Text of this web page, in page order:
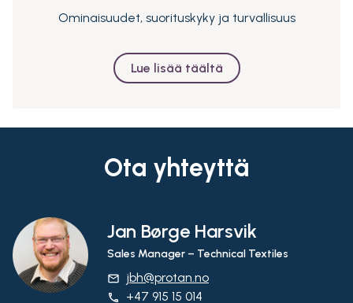
Ominaisuudet, suorituskyky ja turvallisuus
Lue lisää täältä
Ota yhteyttä
Jan Børge Harsvik
Sales Manager – Technical Textiles
email jbh@protan.no
phone +47 915 15 014